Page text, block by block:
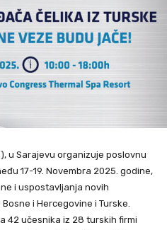
u Sarajevu organizuje poslovnu
17-19. Novembra 2025. godine,
i uspostavljanja novih
i Hercegovine i Turske.
42 učesnika iz 28 turskih firmi